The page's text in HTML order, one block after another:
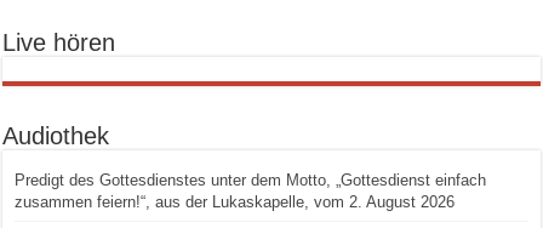
Live hören
Audiothek
Predigt des Gottesdienstes unter dem Motto, „Gottesdienst einfach
zusammen feiern!“, aus der Lukaskapelle, vom 2. August 2026